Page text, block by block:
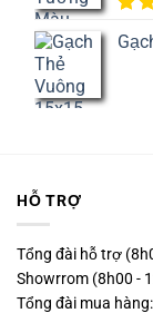
5
HỖ TRỢ
Tổng đài hỗ trợ
Showrrom (8h00 -
Tổng đài mua